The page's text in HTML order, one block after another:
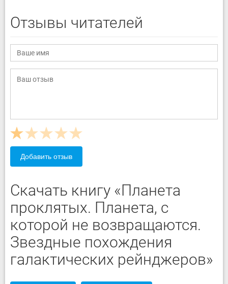
Отзывы читателей
Добавить отзыв
Скачать книгу «Планета
проклятых. Планета, с
которой не возвращаются.
Звездные похождения
галактических рейнджеров»